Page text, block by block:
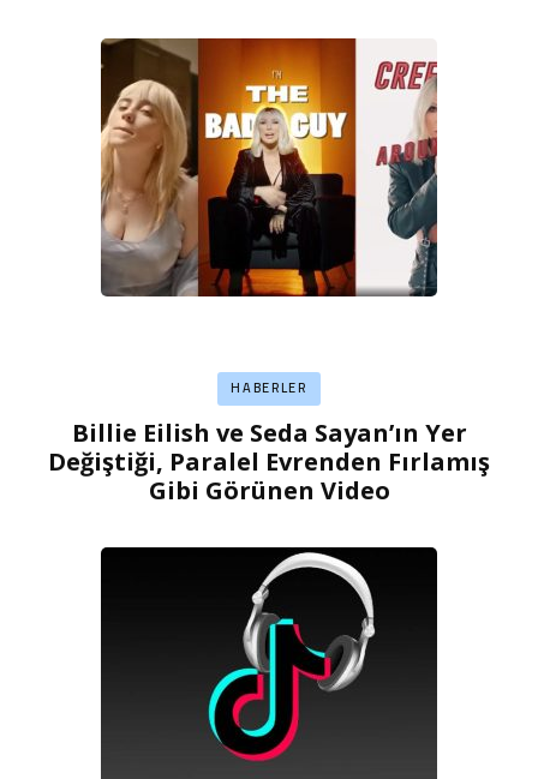
HABERLER
Billie Eilish ve Seda Sayan’ın Yer
Değiştiği, Paralel Evrenden Fırlamış
Gibi Görünen Video